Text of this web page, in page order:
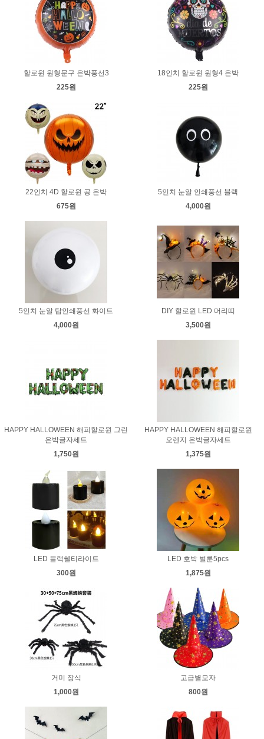
할로윈 원형문구 은박풍선3
225원
18인치 할로윈 원형4 은박
225원
22인치 4D 할로윈 공 은박
675원
5인치 눈알 인쇄풍선 블랙
4,000원
5인치 눈알 탑인쇄풍선 화이트
4,000원
DIY 할로윈 LED 머리띠
3,500원
HAPPY HALLOWEEN 해피할로윈 그린
은박글자세트
1,750원
HAPPY HALLOWEEN 해피할로윈
오렌지 은박글자세트
1,375원
LED 블랙쉘티라이트
300원
LED 호박 벌룬5pcs
1,875원
거미 장식
1,000원
고급별모자
800원